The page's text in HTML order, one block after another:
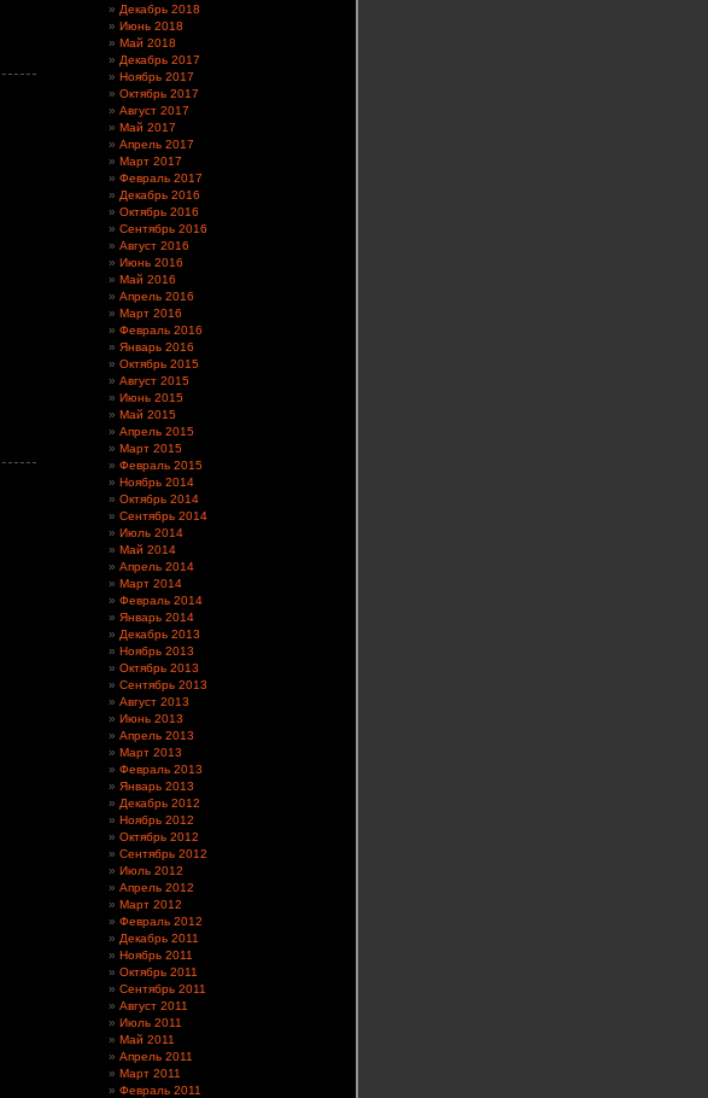
Декабрь 2018
Июнь 2018
Май 2018
Декабрь 2017
Ноябрь 2017
Октябрь 2017
Август 2017
Май 2017
Апрель 2017
Март 2017
Февраль 2017
Декабрь 2016
Октябрь 2016
Сентябрь 2016
Август 2016
Июнь 2016
Май 2016
Апрель 2016
Март 2016
Февраль 2016
Январь 2016
Октябрь 2015
Август 2015
Июнь 2015
Май 2015
Апрель 2015
Март 2015
Февраль 2015
Ноябрь 2014
Октябрь 2014
Сентябрь 2014
Июль 2014
Май 2014
Апрель 2014
Март 2014
Февраль 2014
Январь 2014
Декабрь 2013
Ноябрь 2013
Октябрь 2013
Сентябрь 2013
Август 2013
Июнь 2013
Апрель 2013
Март 2013
Февраль 2013
Январь 2013
Декабрь 2012
Ноябрь 2012
Октябрь 2012
Сентябрь 2012
Июль 2012
Апрель 2012
Март 2012
Февраль 2012
Декабрь 2011
Ноябрь 2011
Октябрь 2011
Сентябрь 2011
Август 2011
Июль 2011
Май 2011
Апрель 2011
Март 2011
Февраль 2011